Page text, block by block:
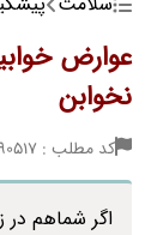
عوارض
نخوابن
کد مطلب : 90517
اگر شماهم در